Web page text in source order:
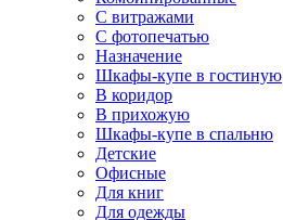
С витражами
С фотопечатью
Назначение
Шкафы-купе в гостиную
В коридор
В прихожую
Шкафы-купе в спальню
Детские
Офисные
Для книг
Для одежды